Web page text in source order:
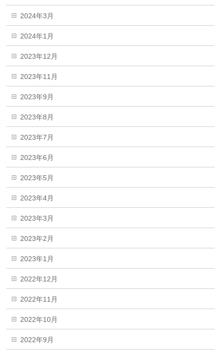
2024年3月
2024年1月
2023年12月
2023年11月
2023年9月
2023年8月
2023年7月
2023年6月
2023年5月
2023年4月
2023年3月
2023年2月
2023年1月
2022年12月
2022年11月
2022年10月
2022年9月